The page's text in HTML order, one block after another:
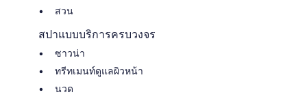
สวน
สปาแบบบริการครบวงจร
ซาวน่า
ทรีทเมนท์ดูแลผิวหน้า
นวด